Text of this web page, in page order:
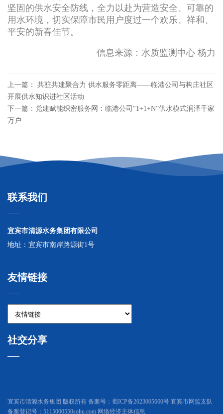
坚固的供水安全防线，全力以赴为营造安全、可靠的
用水环境，切实保障市民用户度过一个欢乐、祥和、
平安的新春佳节。
信息来源：水质监测中心 杨力
上一篇： 共驻共建聚合力 供水服务零距离——临港公司与构庄社区
开展供水知识进社区活动
下一篇：党建赋能织密服务网：临港公司“1+1+N”供水模式润泽千家
万户
联系我们
宜宾市清源水务集团有限公司
地址：宜宾市南岸路源街1号
友情链接
社交分享
宜宾市清源水务集团 版权所有 备案号： 蜀ICP备2023005660号 宜宾市网监支队
备案登记号：5115000550sohu.com 网络经济主体信息